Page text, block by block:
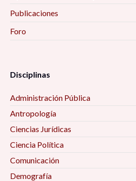
Publicaciones
Foro
Disciplinas
Administración Pública
Antropología
Ciencias Jurídicas
Ciencia Política
Comunicación
Demografía